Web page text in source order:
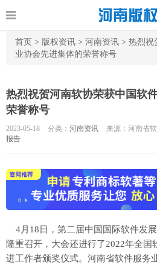
首页 > 版权资讯 > 河南资讯 > 热烈祝
业协会先进集体的荣誉称号
热烈祝贺河南软协荣获中国软
荣誉称号
2023-05-18 分类： 河南资讯 来源：河南省
报告
4月18日，第二届中国国际软件发
隆重召开，大会还进行了2022年全
进工作者颁奖仪式。河南省软件服务